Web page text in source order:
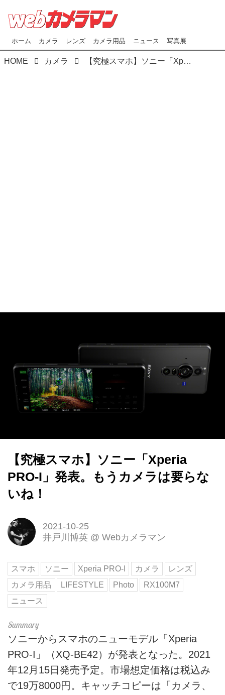
ホーム カメラ レンズ カメラ用品 ニュース 写真展
HOME カメラ 【究極スマホ】ソニー「Xperia PRO-I」発表。もうカメラは要らないね！
【究極スマホ】ソニー「Xperia
PRO-I」発表。もうカメラは要らな
いね！
2021-10-25
井戸川博英 @ Webカメラマン
スマホ ソニー Xperia PRO-I カメラ
レンズ
カメラ用品
LIFESTYLE Photo
RX100M7
ニュース
ソニーからスマホのニューモデル「Xperia
PRO-I」（XQ-BE42）が発表となった。2021
年12月15日発売予定。市場想定価格は税込み
で19万8000円。キャッチコピーは「カメラ、